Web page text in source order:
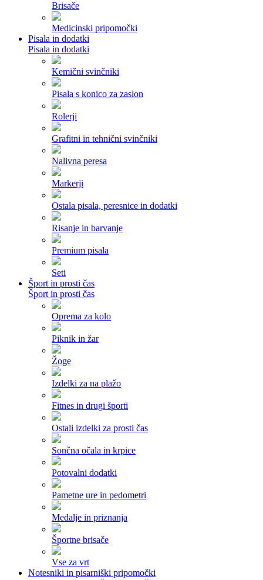
Brisače
Medicinski pripomočki
Pisala in dodatki
Pisala in dodatki
Kemični svinčniki
Pisala s konico za zaslon
Rolerji
Grafitni in tehnični svinčniki
Nalivna peresa
Markerji
Ostala pisala, peresnice in dodatki
Risanje in barvanje
Premium pisala
Seti
Šport in prosti čas
Šport in prosti čas
Oprema za kolo
Piknik in žar
Žoge
Izdelki za na plažo
Fitnes in drugi športi
Ostali izdelki za prosti čas
Sončna očala in krpice
Potovalni dodatki
Pametne ure in pedometri
Medalje in priznanja
Športne brisače
Vse za vrt
Notesniki in pisarniški pripomočki